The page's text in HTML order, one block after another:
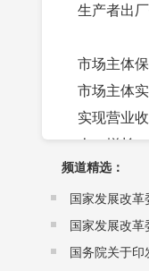
生产者出
市场主体
市场主体
实现营业
人，增长
人口规模
8.12‰，人
频道精选：